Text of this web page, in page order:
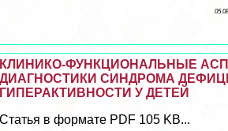
05
КЛИНИКО-ФУНКЦИОНАЛЬНЫЕ
ДИАГНОСТИКИ СИНДРОМА
ГИПЕРАКТИВНОСТИ У ДЕТЕЙ
Статья в формате PDF 105 KB...